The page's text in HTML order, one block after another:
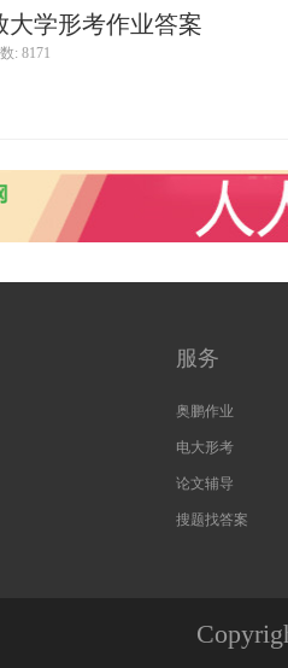
大学形考作业答案
: 8171
服务
奥鹏作业
电大形考
论文辅导
搜题找答案